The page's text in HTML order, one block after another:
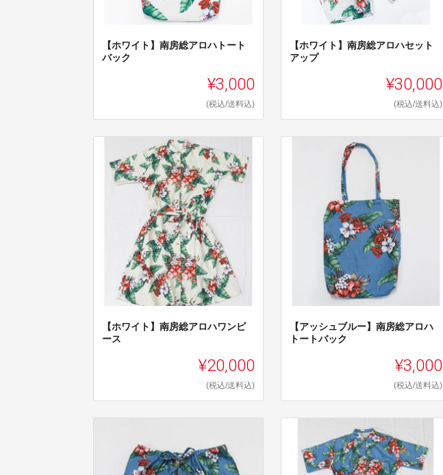
【ホワイト】南房総アロハトート
バック
¥3,000
(税込/送料込)
【ホワイト】南房総アロハセット
アップ
¥30,000
(税込/送料込)
【ホワイト】南房総アロハワンピ
ース
¥20,000
(税込/送料込)
【アッシュブルー】南房総アロハ
トートバック
¥3,000
(税込/送料込)